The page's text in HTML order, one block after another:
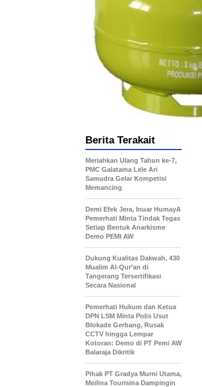
Berita Terakait
Meriahkan Ulang Tahun ke-7,
PMC Galatama Lele Ari
Samudra Gelar Kompetisi
Memancing
Demi Efek Jera, Inuar HumayA
Pemerhati Minta Tindak Tegas
Setiap Bentuk Anarkisme
Demo PEMI AW
Dukung Kualitas Dakwah, 430
Mualim Al-Qur’an di
Tangerang Tersertifikasi
Secara Nasional
Pemerhati Hukum dan Ketua
DPN LSM Minta Polis Usut
Blokade Gerbang, Rusak
CCTV hingga Lempar
Kotoran: Demo di PT Pemi AW
Balaraja Dikritik
Pihak PT Gradya Murni Utama,
Meilina Tourisina Dampingin